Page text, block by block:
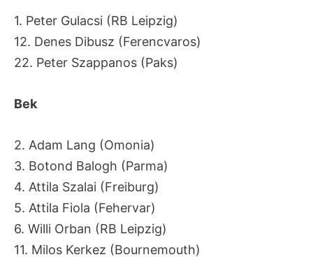
1. Peter Gulacsi (RB Leipzig)
12. Denes Dibusz (Ferencvaros)
22. Peter Szappanos (Paks)
Bek
2. Adam Lang (Omonia)
3. Botond Balogh (Parma)
4. Attila Szalai (Freiburg)
5. Attila Fiola (Fehervar)
6. Willi Orban (RB Leipzig)
11. Milos Kerkez (Bournemouth)